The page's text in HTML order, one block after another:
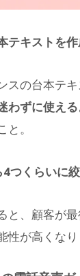
テキストを
スの台本テ
わずに使え
。
つくらいに
と、顧客が
が高くなり